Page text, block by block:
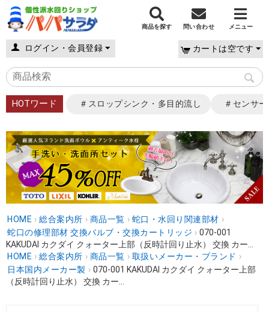
商品を探す 問い合わせ メニュー
ログイン・会員登録 カートは空です
HOTワード ＃スロップシンク・多目的流し ＃センサ
HOME › 総合案内所 › 商品一覧 › 蛇口・水回り関連部材 ›
蛇口の修理部材 交換バルブ・交換カートリッジ › 070-001
KAKUDAI カクダイ クォーター上部（反時計回り止水） 交換 カー...
HOME › 総合案内所 › 商品一覧 › 取扱いメーカー・ブランド ›
日本国内メーカー製 › 070-001 KAKUDAI カクダイ クォーター上部
（反時計回り止水） 交換 カー...